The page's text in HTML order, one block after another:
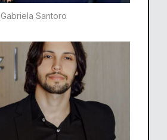
Gabriela Santoro​